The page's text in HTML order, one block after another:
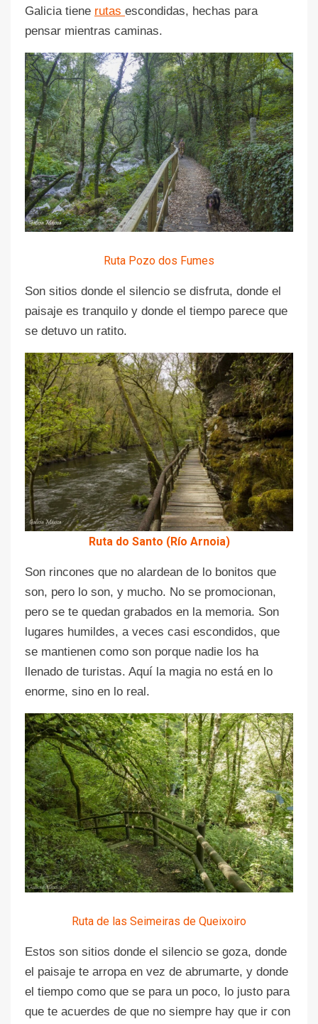
Galicia tiene rutas escondidas, hechas para
pensar mientras caminas.
Ruta Pozo dos Fumes
Son sitios donde el silencio se disfruta, donde el
paisaje es tranquilo y donde el tiempo parece que
se detuvo un ratito.
Ruta do Santo (Río Arnoia)
Son rincones que no alardean de lo bonitos que
son, pero lo son, y mucho. No se promocionan,
pero se te quedan grabados en la memoria. Son
lugares humildes, a veces casi escondidos, que
se mantienen como son porque nadie los ha
llenado de turistas. Aquí la magia no está en lo
enorme, sino en lo real.
Ruta de las Seimeiras de Queixoiro
Estos son sitios donde el silencio se goza, donde
el paisaje te arropa en vez de abrumarte, y donde
el tiempo como que se para un poco, lo justo para
que te acuerdes de que no siempre hay que ir con